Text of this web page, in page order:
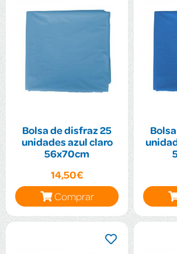
Bolsa de disfraz 25
unidades azul claro
56x70cm
14,50€
Comprar